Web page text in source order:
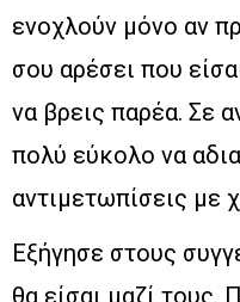
ενοχλούν μόνο αν
σου αρέσει που
να βρεις παρέα. Σε
πολύ εύκολο να
αντιμετωπίσεις με
Εξήγησε στους